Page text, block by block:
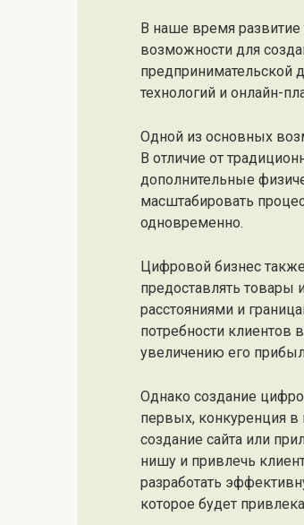
В наше время развитие
возможности для
предпринимательской
технологий и онлайн-
Одной из основных
В отличие от
дополнительные
масштабировать
одновременно.
Цифровой бизнес
предоставлять товары
расстояниями и
потребности клиентов
увеличению его
Однако создание
первых, конкуренция
создание сайта или
нишу и привлечь
разработать
которое будет